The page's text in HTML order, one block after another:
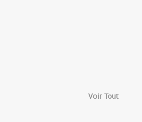
Voir Tout